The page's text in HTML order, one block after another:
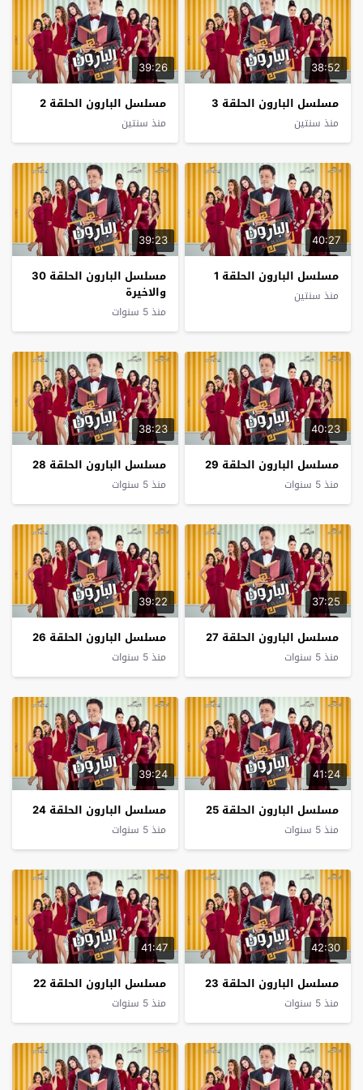
38:52
مسلسل البارون الحلقة 3
منذ سنتين
39:26
مسلسل البارون الحلقة 2
منذ سنتين
40:27
مسلسل البارون الحلقة 1
منذ سنتين
39:23
مسلسل البارون الحلقة 30
والاخيرة
منذ 5 سنوات
40:23
مسلسل البارون الحلقة 29
منذ 5 سنوات
38:23
مسلسل البارون الحلقة 28
منذ 5 سنوات
37:25
مسلسل البارون الحلقة 27
منذ 5 سنوات
39:22
مسلسل البارون الحلقة 26
منذ 5 سنوات
41:24
مسلسل البارون الحلقة 25
منذ 5 سنوات
39:24
مسلسل البارون الحلقة 24
منذ 5 سنوات
42:30
مسلسل البارون الحلقة 23
منذ 5 سنوات
41:47
مسلسل البارون الحلقة 22
منذ 5 سنوات